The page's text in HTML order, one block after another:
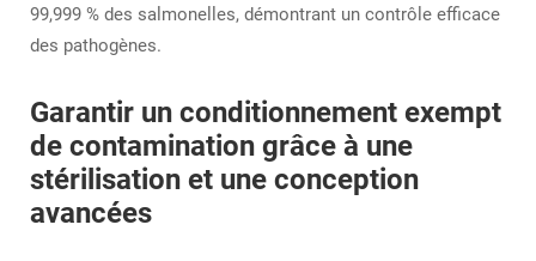
99,999 % des salmonelles, démontrant un contrôle efficace
des pathogènes.
Garantir un conditionnement exempt
de contamination grâce à une
stérilisation et une conception
avancées